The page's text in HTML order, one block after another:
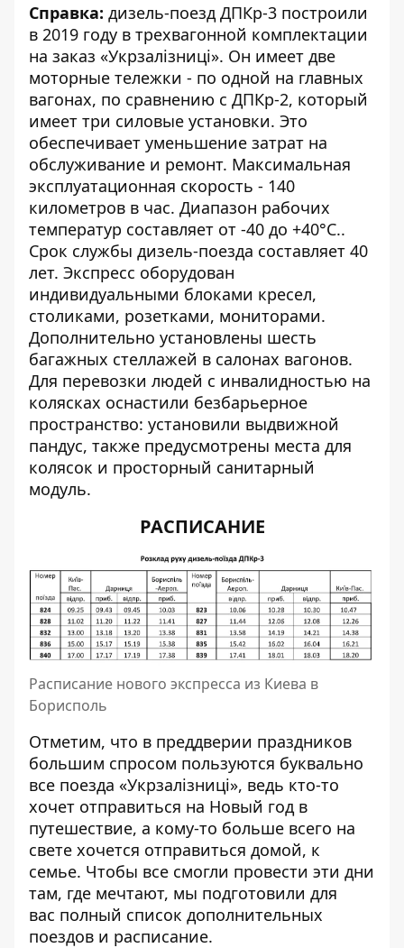
Справка: дизель-поезд ДПКр-3 построили
в 2019 году в трехвагонной комплектации
на заказ «Укрзалізниці». Он имеет две
моторные тележки - по одной на главных
вагонах, по сравнению с ДПКр-2, который
имеет три силовые установки. Это
обеспечивает уменьшение затрат на
обслуживание и ремонт. Максимальная
эксплуатационная скорость - 140
километров в час. Диапазон рабочих
температур составляет от -40 до +40°C..
Срок службы дизель-поезда составляет 40
лет. Экспресс оборудован
индивидуальными блоками кресел,
столиками, розетками, мониторами.
Дополнительно установлены шесть
багажных стеллажей в салонах вагонов.
Для перевозки людей с инвалидностью на
колясках оснастили безбарьерное
пространство: установили выдвижной
пандус, также предусмотрены места для
колясок и просторный санитарный
модуль.
РАСПИСАНИЕ
Расписание нового экспресса из Киева в
Борисполь
Отметим, что в преддверии праздников
большим спросом пользуются буквально
все поезда «Укрзалізниці», ведь кто-то
хочет отправиться на Новый год в
путешествие, а кому-то больше всего на
свете хочется отправиться домой, к
семье. Чтобы все смогли провести эти дни
там, где мечтают, мы подготовили для
вас полный список дополнительных
поездов и расписание.